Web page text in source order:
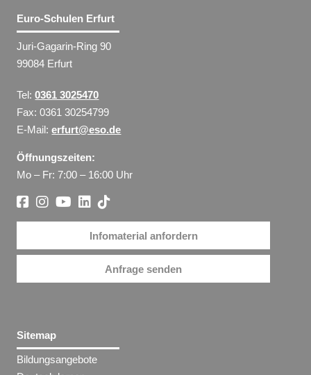
Euro-Schulen Erfurt
Juri-Gagarin-Ring 90
99084 Erfurt
Tel:0361 3025470
Fax: 0361 30254799
E-Mail:erfurt@eso.de
Öffnungszeiten:
Mo – Fr: 7:00 – 16:00 Uhr
Infomaterial anfordern
Anfrage senden
Sitemap
Bildungsangebote